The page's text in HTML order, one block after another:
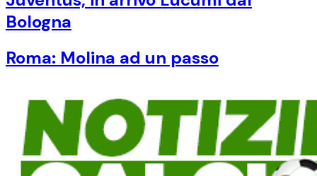
Bologna
Roma: Molina ad un passo